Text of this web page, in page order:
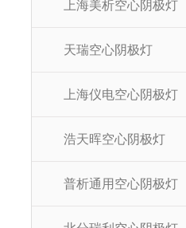
上海美析空心阴极灯
天瑞空心阴极灯
上海仪电空心阴极灯
浩天晖空心阴极灯
普析通用空心阴极灯